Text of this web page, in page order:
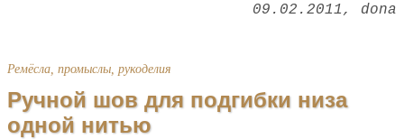
09.02.2011 dona
Ремёсла, промыслы, рукоделия
Ручной шов для подгибки низа
одной нитью